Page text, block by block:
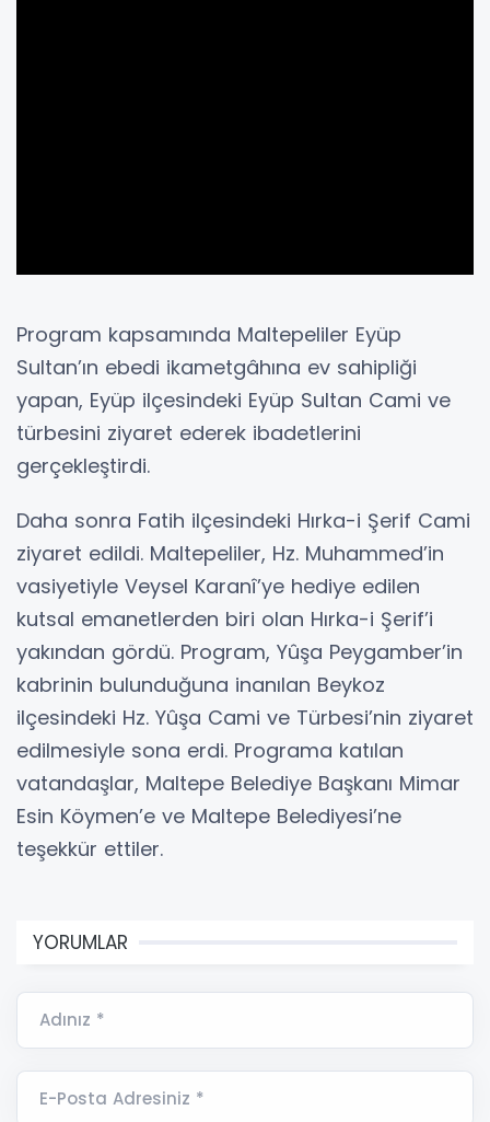
Program kapsamında Maltepeliler Eyüp
Sultan’ın ebedi ikametgâhına ev sahipliği
yapan, Eyüp ilçesindeki Eyüp Sultan Cami ve
türbesini ziyaret ederek ibadetlerini
gerçekleştirdi.
Daha sonra Fatih ilçesindeki Hırka-i Şerif Cami
ziyaret edildi. Maltepeliler, Hz. Muhammed’in
vasiyetiyle Veysel Karanî’ye hediye edilen
kutsal emanetlerden biri olan Hırka-i Şerif’i
yakından gördü. Program, Yûşa Peygamber’in
kabrinin bulunduğuna inanılan Beykoz
ilçesindeki Hz. Yûşa Cami ve Türbesi’nin ziyaret
edilmesiyle sona erdi. Programa katılan
vatandaşlar, Maltepe Belediye Başkanı Mimar
Esin Köymen’e ve Maltepe Belediyesi’ne
teşekkür ettiler.
YORUMLAR
Adınız *
E-Posta Adresiniz *